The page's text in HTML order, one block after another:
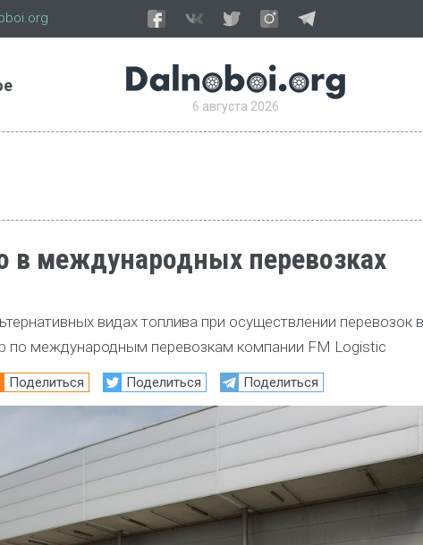
6 августа 2026
в международных перевозках
видах топлива при осуществлении перевозок
по международным перевозкам компании FM Logistic
Поделиться Поделиться Поделиться